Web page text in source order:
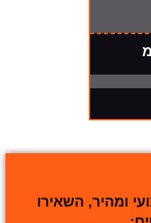
ומהיר, השאירו